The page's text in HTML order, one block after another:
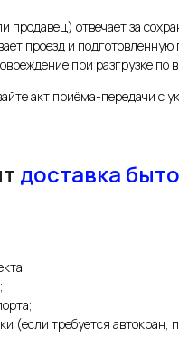
продавец) отвечает за
проезд и
при разгрузке
акт приёма-передачи с
доставка
(если требуется автокран,